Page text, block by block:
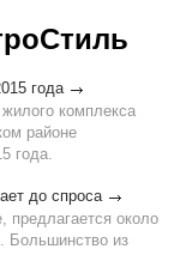
года
комплекса
районе
года.
до спроса
предлагается около
Большинство из